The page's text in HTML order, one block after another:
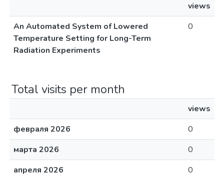
views
An Automated System of Lowered
Temperature Setting for Long-Term
Radiation Experiments
0
Total visits per month
views
февраля 2026
0
марта 2026
0
апреля 2026
0